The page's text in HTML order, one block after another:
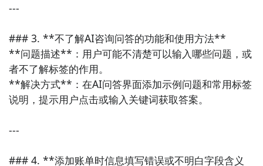
集投资社交与理财服务于一体的平台，用户可跟随大V投
资策略，获取股票、基金、ETF等投资建议，适合热衷
交流与自主投资的用户。
9. 《同花顺》
讯、模拟炒股及基金理财等功能，适合股票投资者与理
---
### 3. **不了解AI咨询问答的功能和使用方法**
**问题描述**：用户可能不清楚可以输入哪些问题，或
者不了解标签的作用。
**解决方式**：在AI问答界面添加示例问题和常用标签
说明，提示用户点击或输入关键词获取答案。
---
### 4. **添加账单时信息填写错误或不明白字段含义